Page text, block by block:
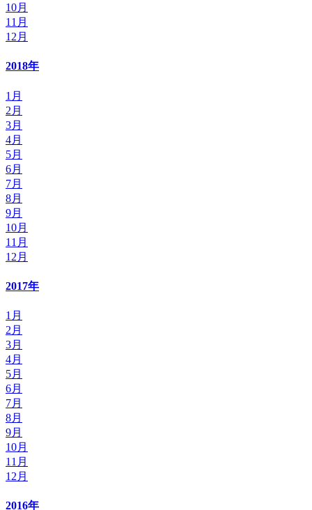
10月
11月
12月
2018年
1月
2月
3月
4月
5月
6月
7月
8月
9月
10月
11月
12月
2017年
1月
2月
3月
4月
5月
6月
7月
8月
9月
10月
11月
12月
2016年